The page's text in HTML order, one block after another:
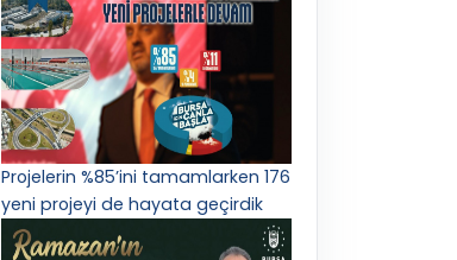
Projelerin %85’ini tamamlarken 176
yeni projeyi de hayata geçirdik